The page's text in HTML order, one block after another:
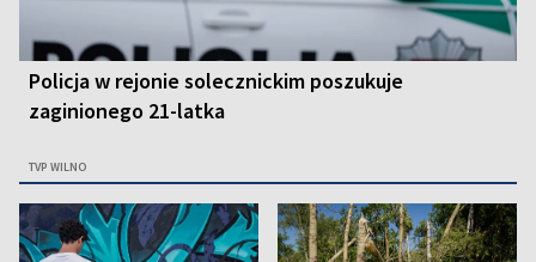
Policja w rejonie solecznickim poszukuje
zaginionego 21-latka
TVP WILNO